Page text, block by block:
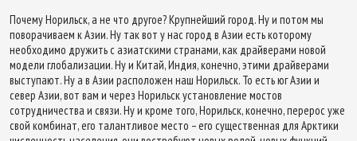
Почему Норильск, а не что другое? Крупнейший город. Ну и потом мы
поворачиваем к Азии. Ну так вот у нас город в Азии есть которому
необходимо дружить с азиатскими странами, как драйверами новой
модели глобализации. Ну и Китай, Индия, конечно, этими драйверами
выступают. Ну а в Азии расположен наш Норильск. То есть юг Азии и
север Азии, вот вам и через Норильск установление мостов
сотрудничества и связи. Ну и кроме того, Норильск, конечно, перерос уже
свой комбинат, его талантливое место – его существенная для Арктики